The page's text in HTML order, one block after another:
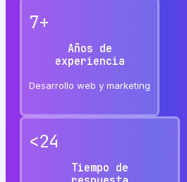
7+
Años de
experiencia
Desarrollo web y marketing
<24
Tiempo de